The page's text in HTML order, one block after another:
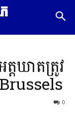
តឃាតត្រូវ
0